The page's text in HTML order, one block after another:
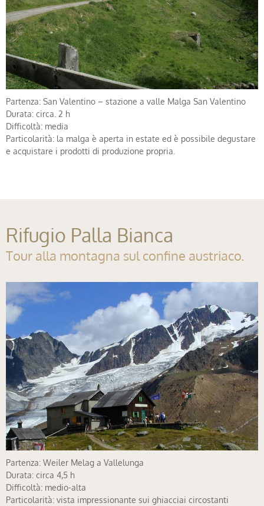
Partenza: San Valentino – stazione a valle Malga San Valentino
Durata: circa. 2 h
Difficoltà: media
Particolarità: la malga è aperta in estate ed è possibile degustare
e acquistare i prodotti di produzione propria.
Rifugio Palla Bianca
Tour alla montagna sul confine austriaco.
Partenza: Weiler Melag a Vallelunga
Durata: circa 4,5 h
Difficoltà: medio-alta
Particolarità: vista impressionante sui ghiacciai circostanti